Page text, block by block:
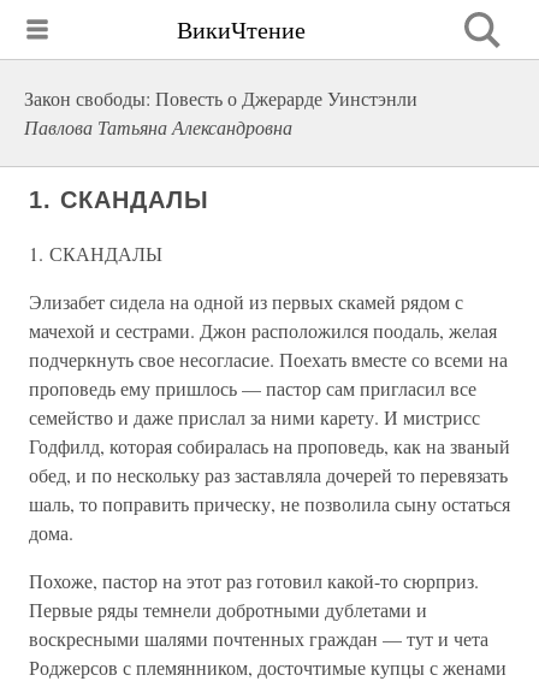
ВикиЧтение
Закон свободы: Повесть о Джерарде Уинстэнли
Павлова Татьяна Александровна
1. СКАНДАЛЫ
1. СКАНДАЛЫ
Элизабет сидела на одной из первых скамей рядом с
мачехой и сестрами. Джон расположился поодаль, желая
подчеркнуть свое несогласие. Поехать вместе со всеми на
проповедь ему пришлось — пастор сам пригласил все
семейство и даже прислал за ними карету. И мистрисс
Годфилд, которая собиралась на проповедь, как на званый
обед, и по нескольку раз заставляла дочерей то перевязать
шаль, то поправить прическу, не позволила сыну остаться
дома.
Похоже, пастор на этот раз готовил какой-то сюрприз.
Первые ряды темнели добротными дублетами и
воскресными шалями почтенных граждан — тут и чета
Роджерсов с племянником, досточтимые купцы с женами